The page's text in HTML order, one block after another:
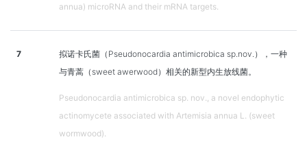
annua) microRNA and their mRNA targets.
7
拟诺卡氏菌（Pseudonocardia antimicrobica sp.nov.），一种
与青蒿（sweet awerwood）相关的新型内生放线菌。
Pseudonocardia antimicrobica sp. nov., a novel endophytic
actinomycete associated with Artemisia annua L. (sweet
wormwood).